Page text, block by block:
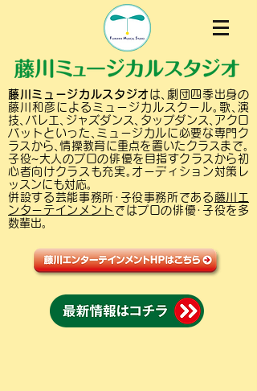
藤川ミュージカルスタジオは､劇団四季出身の
藤川和彦によるミュージカルスクール｡歌､演
技､バレエ､ジャズダンス､タップダンス､アクロ
バットといった､ミュージカルに必要な専門ク
ラスから､情操教育に重点を置いたクラスまで｡
子役~大人のプロの俳優を目指すクラスから初
心者向けクラスも充実｡オーディション対策レ
ッスンにも対応｡
併設する芸能事務所･子役事務所である 藤川エ
ンターテインメント ではプロの俳優･子役を多
数輩出｡